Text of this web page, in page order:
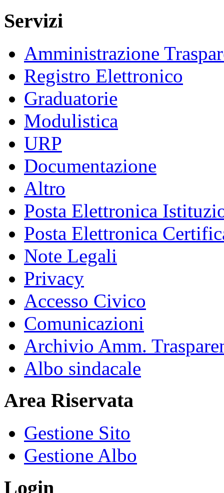
Servizi
Amministrazione
Registro Elettronico
Graduatorie
Modulistica
URP
Documentazione
Altro
Posta Elettronica
Posta Elettronica
Note Legali
Privacy
Accesso Civico
Comunicazioni
Archivio Amm.
Albo sindacale
Area Riservata
Gestione Sito
Gestione Albo
Login